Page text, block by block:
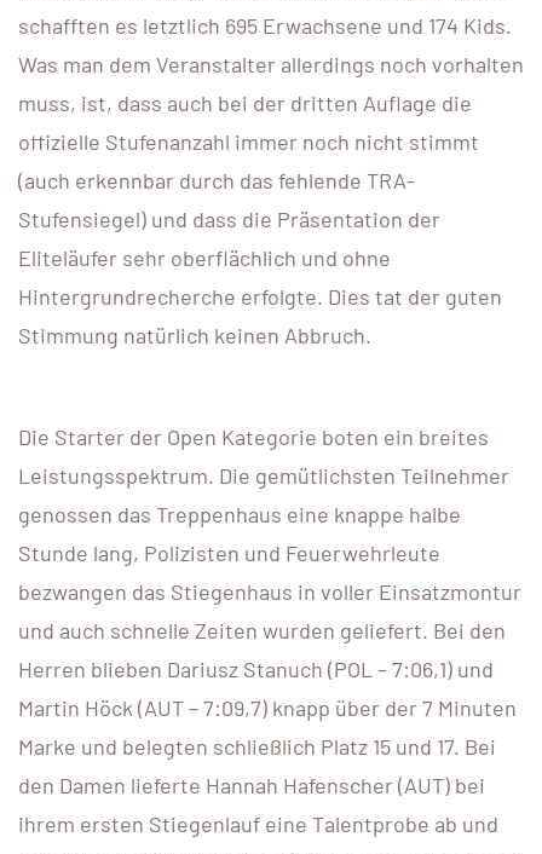
schafften es letztlich 695 Erwachsene und 174 Kids.
Was man dem Veranstalter allerdings noch vorhalten
muss, ist, dass auch bei der dritten Auflage die
offizielle Stufenanzahl immer noch nicht stimmt
(auch erkennbar durch das fehlende TRA-
Stufensiegel) und dass die Präsentation der
Eliteläufer sehr oberflächlich und ohne
Hintergrundrecherche erfolgte. Dies tat der guten
Stimmung natürlich keinen Abbruch.
Die Starter der Open Kategorie boten ein breites
Leistungsspektrum. Die gemütlichsten Teilnehmer
genossen das Treppenhaus eine knappe halbe
Stunde lang, Polizisten und Feuerwehrleute
bezwangen das Stiegenhaus in voller Einsatzmontur
und auch schnelle Zeiten wurden geliefert. Bei den
Herren blieben Dariusz Stanuch (POL – 7:06,1) und
Martin Höck (AUT – 7:09,7) knapp über der 7 Minuten
Marke und belegten schließlich Platz 15 und 17. Bei
den Damen lieferte Hannah Hafenscher (AUT) bei
ihrem ersten Stiegenlauf eine Talentprobe ab und